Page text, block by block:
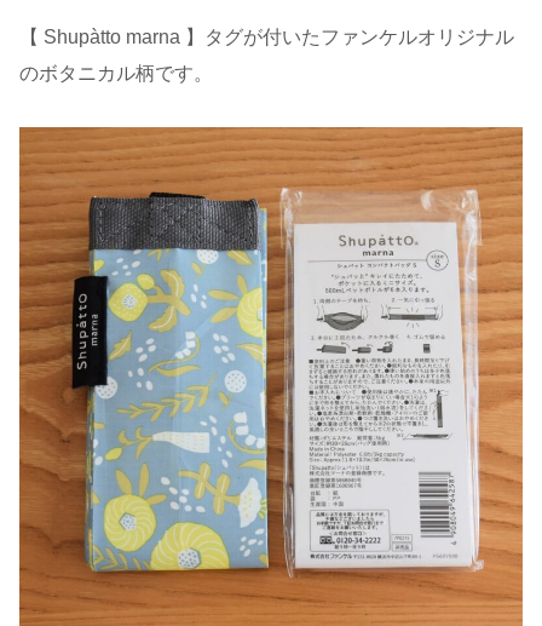
【 Shupàtto marna 】タグが付いたファンケルオリジナル
のボタニカル柄です。